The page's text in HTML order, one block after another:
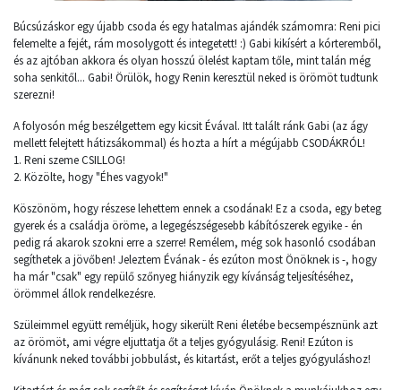
Búcsúzáskor egy újabb csoda és egy hatalmas ajándék számomra: Reni pici
felemelte a fejét, rám mosolygott és integetett! :) Gabi kikísért a kórteremből,
és az ajtóban akkora és olyan hosszú ölelést kaptam tőle, mint talán még
soha senkitől... Gabi! Örülök, hogy Renin keresztül neked is örömöt tudtunk
szerezni!
A folyosón még beszélgettem egy kicsit Évával. Itt talált ránk Gabi (az ágy
mellett felejtett hátizsákommal) és hozta a hírt a mégújabb CSODÁKRÓL!
1. Reni szeme CSILLOG!
2. Közölte, hogy "Éhes vagyok!"
Köszönöm, hogy részese lehettem ennek a csodának! Ez a csoda, egy beteg
gyerek és a családja öröme, a legegészségesebb kábítószerek egyike - én
pedig rá akarok szokni erre a szerre! Remélem, még sok hasonló csodában
segíthetek a jövőben! Jeleztem Évának - és ezúton most Önöknek is -, hogy
ha már "csak" egy repülő szőnyeg hiányzik egy kívánság teljesítéséhez,
örömmel állok rendelkezésre.
Szüleimmel együtt reméljük, hogy sikerült Reni életébe becsempésznünk azt
az örömöt, ami végre eljuttatja őt a teljes gyógyulásig. Reni! Ezúton is
kívánunk neked további jobbulást, és kitartást, erőt a teljes gyógyuláshoz!